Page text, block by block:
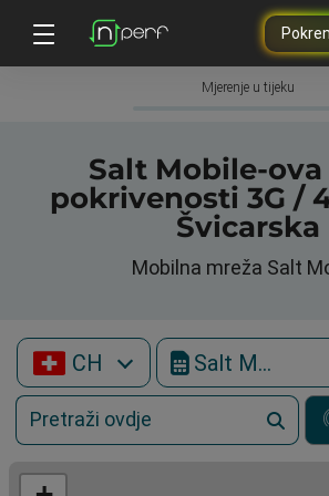
Mjerenje u tijeku
Salt Mobile-
pokrivenosti 3G /
Švicarska
Mobilna mreža Salt
CH Salt Mobile